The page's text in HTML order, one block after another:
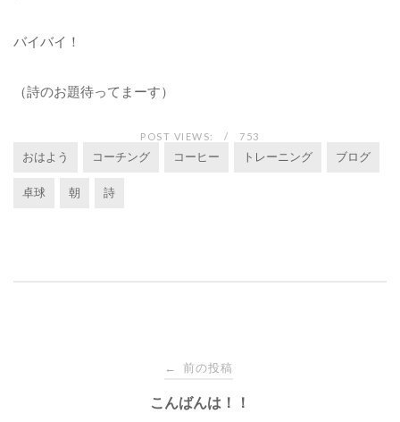
バイバイ！
（詩のお題待ってまーす）
POST VIEWS: 753
おはよう コーチング コーヒー トレーニング ブログ
卓球 朝 詩
← 前の投稿
こんばんは！！